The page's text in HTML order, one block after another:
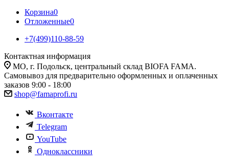
Корзина0
Отложенные0
+7(499)110-88-59
Контактная информация
МО, г. Подольск, центральный склад BIOFA FAMA.
Самовывоз для предварительно оформленных и оплаченных
заказов 9:00 - 18:00
shop@famaprofi.ru
Вконтакте
Telegram
YouTube
Одноклассники